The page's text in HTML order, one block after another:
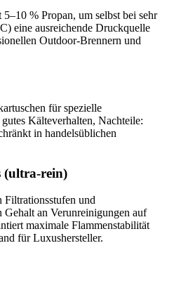
% Propan, um selbst bei sehr
eine ausreichende Druckquelle
Outdoor‑Brennern und
für spezielle
Kälteverhalten, Nachteile:
in handelsüblichen
(ultra‑rein)
Filtrationsstufen und
Gehalt an Verunreinigungen auf
maximale Flammenstabilität
für Luxushersteller.